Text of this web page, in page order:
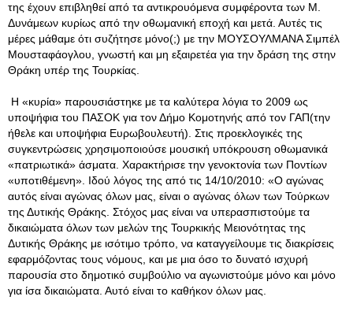
της έχουν επιβληθεί από τα αντικρουόμενα συμφέροντα των Μ.
Δυνάμεων κυρίως από την οθωμανική εποχή και μετά. Αυτές τις
μέρες μάθαμε ότι συζήτησε μόνο(;) με την ΜΟΥΣΟΥΛΜΑΝΑ Σιμπέλ
Μουσταφάογλου, γνωστή και μη εξαιρετέα για την δράση της στην
Θράκη υπέρ της Τουρκίας.
Η «κυρία» παρουσιάστηκε με τα καλύτερα λόγια το 2009 ως
υποψήφια του ΠΑΣΟΚ για τον Δήμο Κομοτηνής από τον ΓΑΠ(την
ήθελε και υποψήφια Ευρωβουλευτή). Στις προεκλογικές της
συγκεντρώσεις χρησιμοποιούσε μουσική υπόκρουση οθωμανικά
«πατριωτικά» άσματα. Χαρακτήρισε την γενοκτονία των Ποντίων
«υποτιθέμενη». Ιδού λόγος της από τις 14/10/2010: «Ο αγώνας
αυτός είναι αγώνας όλων μας, είναι ο αγώνας όλων των Τούρκων
της Δυτικής Θράκης. Στόχος μας είναι να υπερασπιστούμε τα
δικαιώματα όλων των μελών της Τουρκικής Μειονότητας της
Δυτικής Θράκης με ισότιμο τρόπο, να καταγγείλουμε τις διακρίσεις
εφαρμόζοντας τους νόμους, και με μια όσο το δυνατό ισχυρή
παρουσία στο δημοτικό συμβούλιο να αγωνιστούμε μόνο και μόνο
για ίσα δικαιώματα. Αυτό είναι το καθήκον όλων μας.